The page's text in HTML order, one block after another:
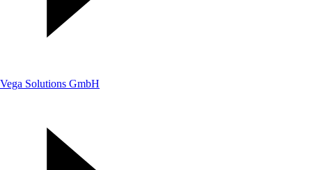
Vega Solutions GmbH